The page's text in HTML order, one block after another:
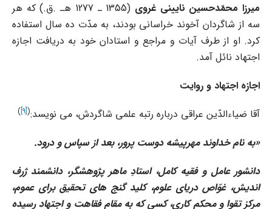
میرزا محمّدحسین نایینى غروى
(1355 ـ 1277 هـ .ق.) که هر
سه از شاگردان آخوند خراسانى بودند، به مدّت ده سال استفاده
کرد. او از طرف آیات و مراجع و استادان خود به دریافت اجازه
اجتهاد نائل آمد.
اجازه اجتهاد و روایت
آقا ضیاءالدّین عراقى درباره رتبه علمى شاگردش، مى نویسد:(
[9]
)
«به نام خداوند مهرپیشه دوست پرور، بعد از سپاس و درود.
دانشور عامل و فقیه کامل، استادِ ماهر پژوهشگر، دانشمند ژرف
اندیش، غوّاص دریاى علوم، کلید گنج هاى تحقیق براى عموم،
مرکز تقوا و محکم کارى، کسى که به مقام فقاهت و اجتهاد رسیده